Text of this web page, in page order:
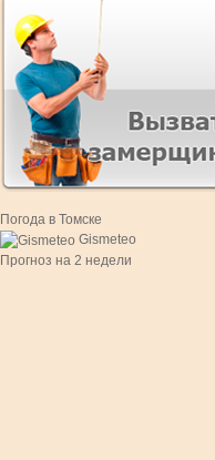
Погода в Томске
Gismeteo
Прогноз на 2 недели